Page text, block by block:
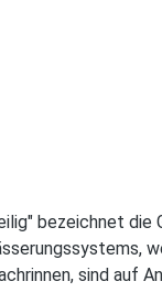
bezeichnet
sind auf